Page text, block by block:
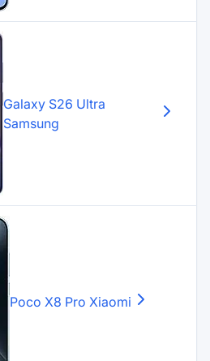
Galaxy S26 Ultra
Samsung
Poco X8 Pro Xiaomi